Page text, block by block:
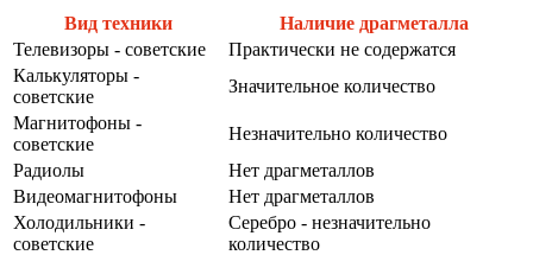
Вид техники
Наличие драгметалла
Телевизоры - советские
Практически не содержатся
Калькуляторы -
советские
Значительное количество
Магнитофоны -
советские
Незначительно количество
Радиолы
Нет драгметаллов
Видеомагнитофоны
Нет драгметаллов
Холодильники -
советские
Серебро - незначительно
количество